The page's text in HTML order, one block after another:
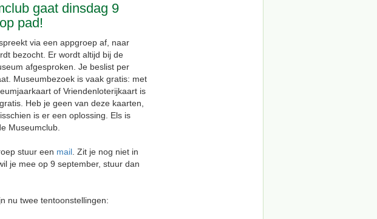
gaat dinsdag 9
pad!
via een appgroep af, naar
bezocht. Er wordt altijd bij de
afgesproken. Je beslist per
Museumbezoek is vaak gratis: met
of Vriendenloterijkaart is
Heb je geen van deze kaarten,
is er een oplossing. Els is
Museumclub.
stuur een mail. Zit je nog niet in
je mee op 9 september, stuur dan
nu twee tentoonstellingen: